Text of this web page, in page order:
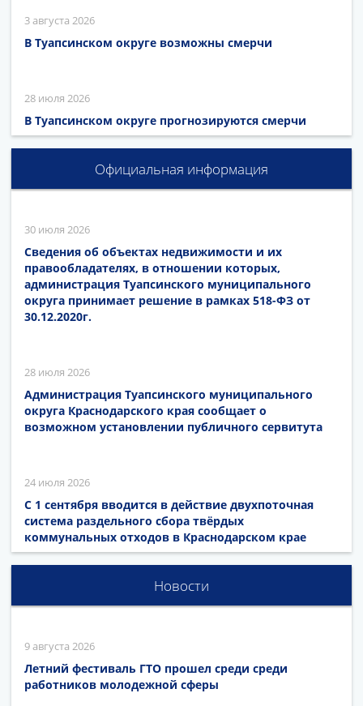
3 августа 2026
В Туапсинском округе возможны смерчи
28 июля 2026
В Туапсинском округе прогнозируются смерчи
Официальная информация
30 июля 2026
Сведения об объектах недвижимости и их
правообладателях, в отношении которых,
администрация Туапсинского муниципального
округа принимает решение в рамках 518-ФЗ от
30.12.2020г.
28 июля 2026
Администрация Туапсинского муниципального
округа Краснодарского края сообщает о
возможном установлении публичного сервитута
24 июля 2026
С 1 сентября вводится в действие двухпоточная
система раздельного сбора твёрдых
коммунальных отходов в Краснодарском крае
Новости
9 августа 2026
Летний фестиваль ГТО прошел среди среди
работников молодежной сферы